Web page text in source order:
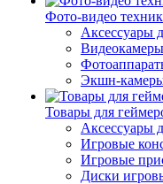
Фото-видео
Аксессуары
Видеокамеры
Экшн-
Товары для
Аксессуары
Игровые
Игровые
Диски